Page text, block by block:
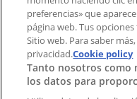
Índices
Marcas
Negocios
Negocios cercanos
preferencias» que
página web. Tus
Sitio web. Para saber
privacidad.Cookie policy
Tanto nosotros como
los datos para